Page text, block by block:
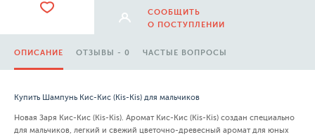
СООБЩИТЬ
О ПОСТУПЛЕНИИ
ОПИСАНИЕ ОТЗЫВЫ - 0 ЧАСТЫЕ ВОПРОСЫ
Купить Шампунь Кис-Кис (Kis-Kis) для мальчиков
Новая Заря Кис-Кис (Kis-Kis). Аромат Кис-Кис (Kis-Kis) создан специально
для мальчиков, легкий и свежий цветочно-древесный аромат для юных